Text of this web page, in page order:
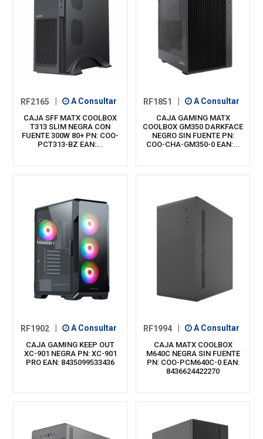
RF2165 A Consultar
CAJA SFF MATX COOLBOX
T313 SLIM NEGRA CON
FUENTE 300W 80+ PN: COO-
PCT313-BZ EAN:...
RF1851 A Consultar
CAJA GAMING MATX
COOLBOX GM350 DARKFACE
NEGRO SIN FUENTE PN:
COO-CHA-GM350-0 EAN:...
RF1902 A Consultar
CAJA GAMING KEEP OUT
XC-901 NEGRA PN: XC-901
PRO EAN: 8435099533436
RF1994 A Consultar
CAJA MATX COOLBOX
M640C NEGRA SIN FUENTE
PN: COO-PCM640C-0 EAN:
8436624422270